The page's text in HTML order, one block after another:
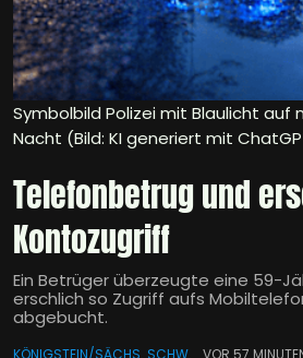
Symbolbild Polizei mit Blaulicht auf
Nacht (Bild: KI generiert mit
Telefonbetrug und
Kontozugriff
Ein Betrüger überzeugte eine 59-
erschlich so Zugriff aufs
abgebucht.
KÖNIGSTEIN/SÄCHS. SCHW. VOR 57